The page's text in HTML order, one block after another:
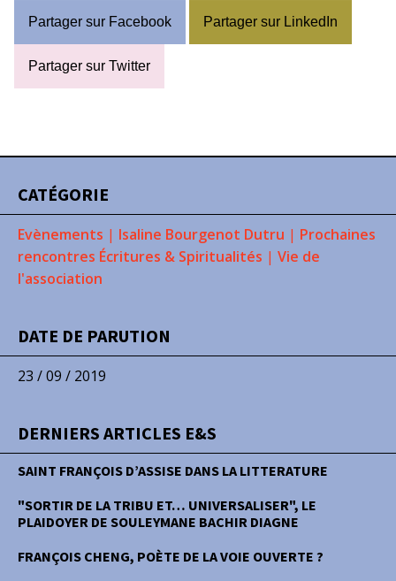
CATÉGORIE
Evènements | Isaline Bourgenot Dutru | Prochaines
rencontres Écritures & Spiritualités | Vie de
l'association
DATE DE PARUTION
23 / 09 / 2019
DERNIERS ARTICLES E&S
SAINT FRANÇOIS D’ASSISE DANS LA LITTERATURE
"SORTIR DE LA TRIBU ET… UNIVERSALISER", LE
PLAIDOYER DE SOULEYMANE BACHIR DIAGNE
FRANÇOIS CHENG, POÈTE DE LA VOIE OUVERTE ?
Partager sur Facebook Partager sur LinkedIn
Partager sur Twitter